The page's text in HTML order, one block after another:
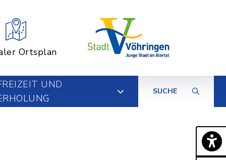
Ortsplan
UND
SUCHE